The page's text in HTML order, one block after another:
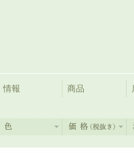
情報 商品